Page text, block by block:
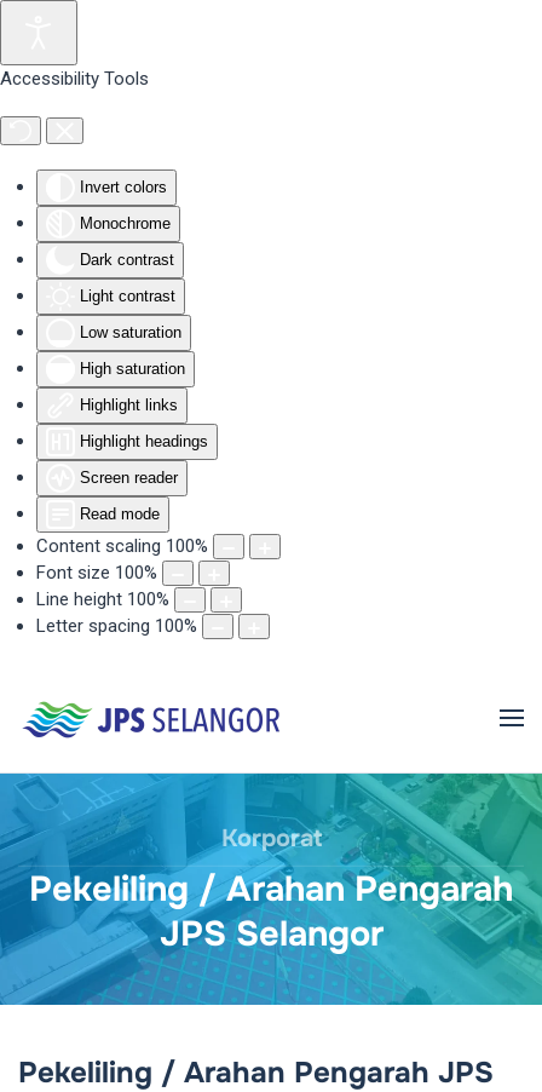
Accessibility Tools
Invert colors
Monochrome
Dark contrast
Light contrast
Low saturation
High saturation
Highlight links
Highlight headings
Screen reader
Read mode
Content scaling 100%
Font size 100%
Line height 100%
Letter spacing 100%
Skip to main content
Korporat
Pekeliling / Arahan Pengarah
JPS Selangor
Pekeliling / Arahan Pengarah JPS